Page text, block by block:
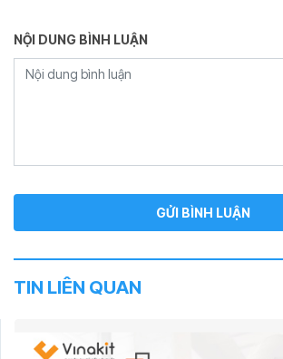
NỘI DUNG BÌNH LUẬN
TIN LIÊN QUAN